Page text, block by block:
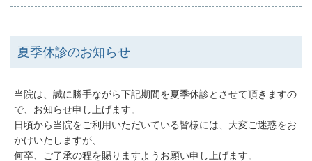
夏季休診のお知らせ
当院は、誠に勝手ながら下記期間を夏季休診とさせて頂きますの
で、お知らせ申し上げます。
日頃から当院をご利用いただいている皆様には、大変ご迷惑をお
かけいたしますが、
何卒、ご了承の程を賜りますようお願い申し上げます。